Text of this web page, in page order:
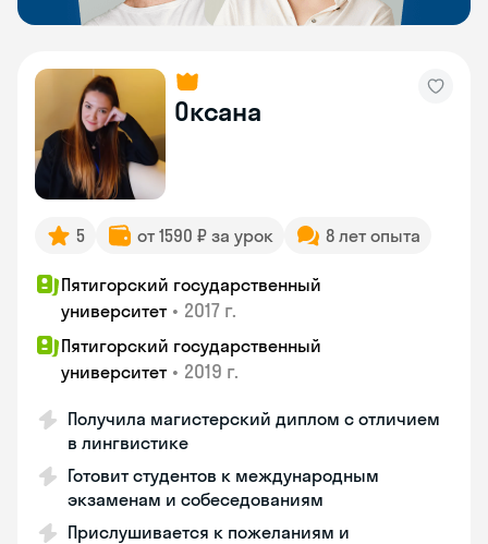
Оксана
5 от 1590 ₽ за урок 8 лет опыта
Пятигорский государственный
университет • 2017 г.
Пятигорский государственный
университет • 2019 г.
Получила магистерский диплом с отличием
в лингвистике
Готовит студентов к международным
экзаменам и собеседованиям
Прислушивается к пожеланиям и